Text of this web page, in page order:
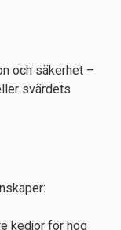
och säkerhet –
svärdets
kedjor för hög